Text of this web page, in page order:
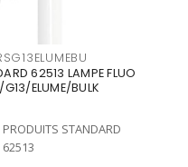
62513 LAMPE FLUO
ELUME/BULK
PRODUITS STANDARD
62513